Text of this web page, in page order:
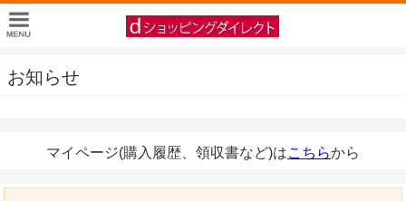
お知らせ
マイページ(購入履歴、領収書など)はこちらから